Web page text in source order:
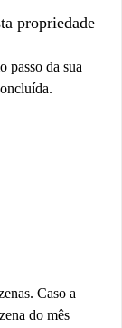
propriedade
passo da sua
Caso a
do mês